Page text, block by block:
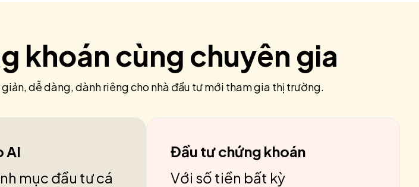
khoán cùng chuyên gia
dễ dàng, dành riêng cho nhà đầu tư mới tham gia thị trường.
AI
mục đầu tư cá
Đầu tư chứng khoán
Với số tiền bất kỳ